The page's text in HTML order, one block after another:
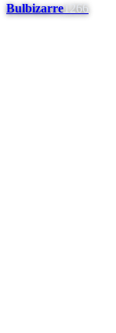
Bulbizarre1266